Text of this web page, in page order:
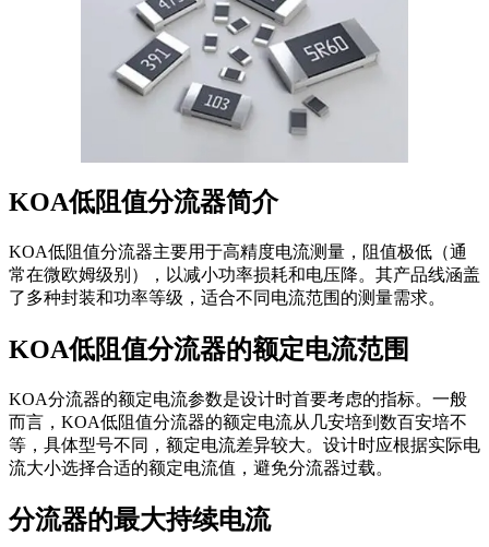
KOA低阻值分流器简介
KOA低阻值分流器主要用于高精度电流测量，阻值极低（通
常在微欧姆级别），以减小功率损耗和电压降。其产品线涵盖
了多种封装和功率等级，适合不同电流范围的测量需求。
KOA低阻值分流器的额定电流范围
KOA分流器的额定电流参数是设计时首要考虑的指标。一般
而言，KOA低阻值分流器的额定电流从几安培到数百安培不
等，具体型号不同，额定电流差异较大。设计时应根据实际电
流大小选择合适的额定电流值，避免分流器过载。
分流器的最大持续电流